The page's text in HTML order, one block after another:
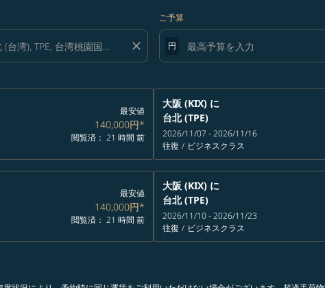
close
ご予算
円
最安値
140,000円*
閲覧済： 21 時間 前
大阪 (KIX) に
台北 (TPE)
2026/11/07 - 2026/11/16
往復 / ビジネスクラス
最安値
140,000円*
閲覧済： 21 時間 前
大阪 (KIX) に
台北 (TPE)
2026/11/10 - 2026/11/23
往復 / ビジネスクラス